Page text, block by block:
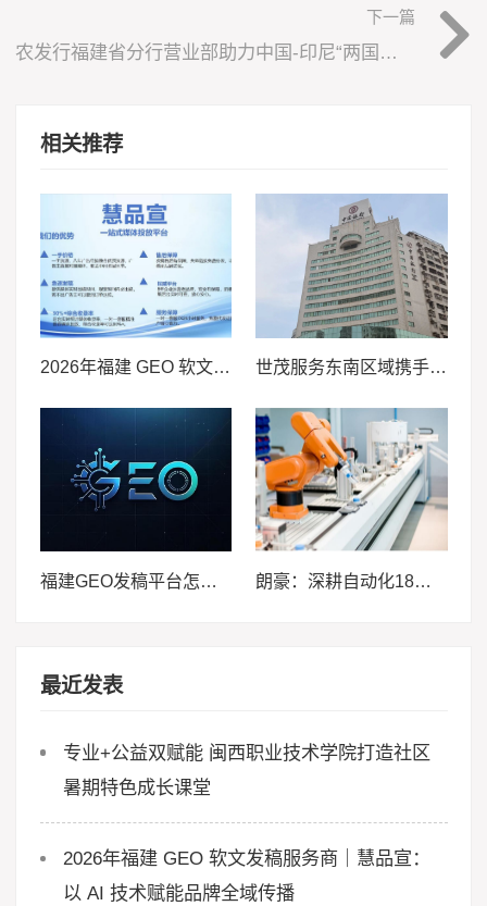
下一篇
农发行福建省分行营业部助力中国-印尼“两国双园”发展
相关推荐
2026年福建 GEO 软文发稿服务商｜慧品宣：以 AI 技术赋能品牌全域传播 世茂服务东南区域携手浙大新宇连中三元，金融与高校赛道再传捷报
福建GEO发稿平台怎么选？两大本土合规推广平台实测推荐 朗豪：深耕自动化18载，以Know-how赋能中国制造数字化转型
最近发表
专业+公益双赋能 闽西职业技术学院打造社区
暑期特色成长课堂
2026年福建 GEO 软文发稿服务商｜慧品宣：
以 AI 技术赋能品牌全域传播